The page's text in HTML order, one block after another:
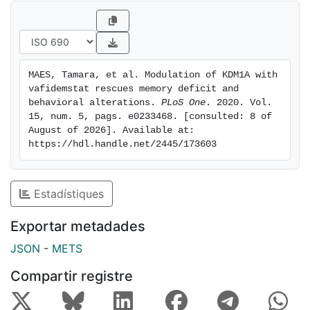
IEGs, induces genes required for cognitive function
and reduces a neuroinflammatory signature in SAMP8
mice. Multiple genes modulated by ORY-2001 are
Disease. Most strikingly, the amplifier of inflammation
S100A9 is highly expressed in LOAD and in the
hippocampus of SAMP8 mice, and down-regulated by
ORY-2001. ORY-2001 is currently in multiple Phase IIa
studies.
MAES, Tamara, et al. Modulation of KDM1A with
vafidemstat rescues memory deficit and
behavioral alterations. PLoS One . 2020. Vol.
15, num. 5, pags. e0233468. [consulted: 8 of
August of 2026]. Available at:
https://hdl.handle.net/2445/173603
Estadístiques
Exportar metadades
JSON - METS
Compartir registre